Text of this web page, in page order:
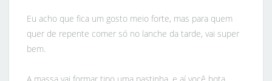
Eu acho que fica um gosto meio forte, mas para quem
quer de repente comer só no lanche da tarde, vai super
bem.